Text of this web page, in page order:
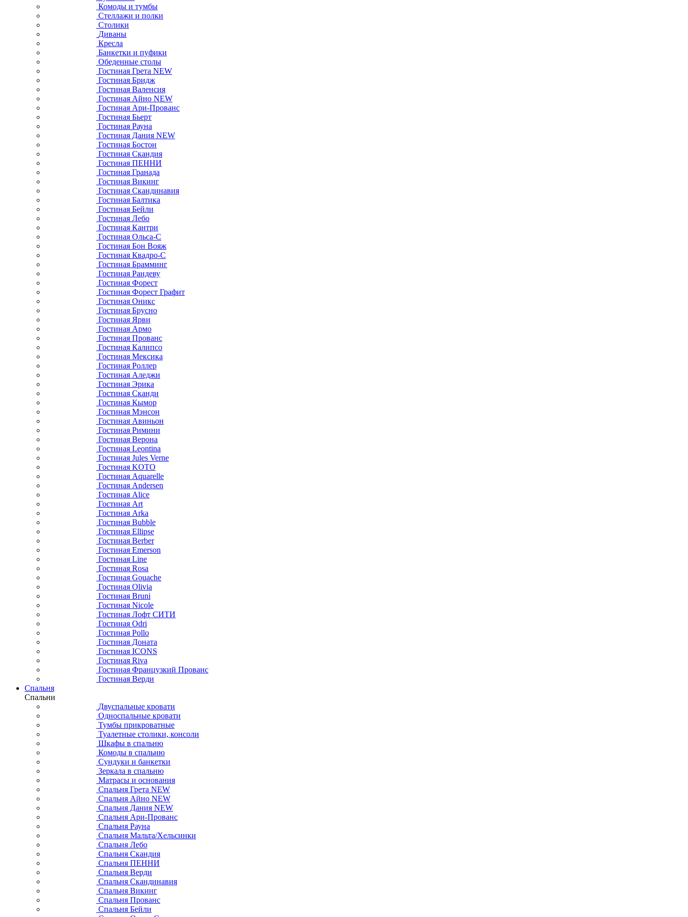
Комоды и тумбы
Стеллажи и полки
Столики
Диваны
Кресла
Банкетки и пуфики
Обеденные столы
Гостиная Грета NEW
Гостиная Бридж
Гостиная Валенсия
Гостиная Айно NEW
Гостиная Ари-Прованс
Гостиная Бьерт
Гостиная Рауна
Гостиная Дания NEW
Гостиная Бостон
Гостиная Скандия
Гостиная ПЕННИ
Гостиная Гранада
Гостиная Викинг
Гостиная Скандинавия
Гостиная Балтика
Гостиная Бейли
Гостиная Лебо
Гостиная Кантри
Гостиная Ольса-С
Гостиная Бон Вояж
Гостиная Квадро-С
Гостиная Брамминг
Гостиная Рандеву
Гостиная Форест
Гостиная Форест Графит
Гостиная Оникс
Гостиная Брусно
Гостиная Ярви
Гостиная Армо
Гостиная Прованс
Гостиная Калипсо
Гостиная Мексика
Гостиная Роллер
Гостиная Аледжи
Гостиная Эрика
Гостиная Сканди
Гостиная Кымор
Гостиная Мэнсон
Гостиная Авиньон
Гостиная Римини
Гостиная Верона
Гостиная Leontina
Гостиная Jules Verne
Гостиная KOTO
Гостиная Aquarelle
Гостиная Andersen
Гостиная Alice
Гостиная Art
Гостиная Arka
Гостиная Bubble
Гостиная Ellipse
Гостиная Berber
Гостиная Emerson
Гостиная Line
Гостиная Rosa
Гостиная Gouache
Гостиная Olivia
Гостиная Bruni
Гостиная Nicole
Гостиная Лофт СИТИ
Гостиная Odri
Гостиная Pollo
Гостиная Доната
Гостиная ICONS
Гостиная Riva
Гостиная Французкий Прованс
Гостиная Верди
Спальня
Спальни
Двуспальные кровати
Односпальные кровати
Тумбы прикроватные
Туалетные столики, консоли
Шкафы в спальню
Комоды в спальню
Сундуки и банкетки
Зеркала в спальню
Матрасы и основания
Спальня Грета NEW
Спальня Айно NEW
Спальня Дания NEW
Спальня Ари-Прованс
Спальня Рауна
Спальня Мальта/Хельсинки
Спальня Лебо
Спальня Скандия
Спальня ПЕННИ
Спальня Верди
Спальня Скандинавия
Спальня Викинг
Спальня Прованс
Спальня Бейли